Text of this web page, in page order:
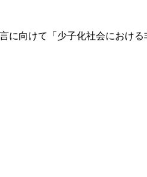
向けて「少子化社会における